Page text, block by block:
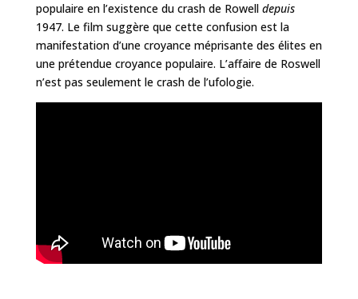
populaire en l’existence du crash de Rowell depuis
1947. Le film suggère que cette confusion est la
manifestation d’une croyance méprisante des élites en
une prétendue croyance populaire. L’affaire de Roswell
n’est pas seulement le crash de l’ufologie.